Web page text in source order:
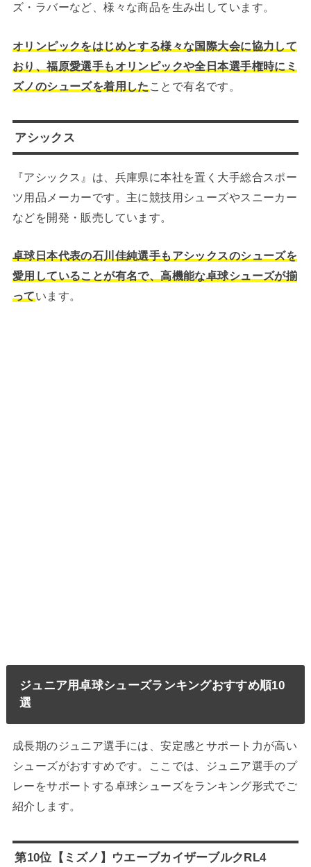
ズ・ラバーなど、様々な商品を生み出しています。
オリンピックをはじめとする様々な国際大会に協力して
おり、福原愛選手もオリンピックや全日本選手権時にミ
ズノのシューズを着用した ことで有名です。
アシックス
『アシックス』は、兵庫県に本社を置く大手総合スポー
ツ用品メーカーです。主に競技用シューズやスニーカー
などを開発・販売しています。
卓球日本代表の石川佳純選手もアシックスのシューズを
愛用していることが有名で、高機能な卓球シューズが揃
っています。
ジュニア用卓球シューズランキングおすすめ順10
選
成長期のジュニア選手には、安定感とサポート力が高い
シューズがおすすめです。ここでは、ジュニア選手のプ
レーをサポートする卓球シューズをランキング形式でご
紹介します。
第10位【ミズノ】ウエーブカイザーブルクRL4